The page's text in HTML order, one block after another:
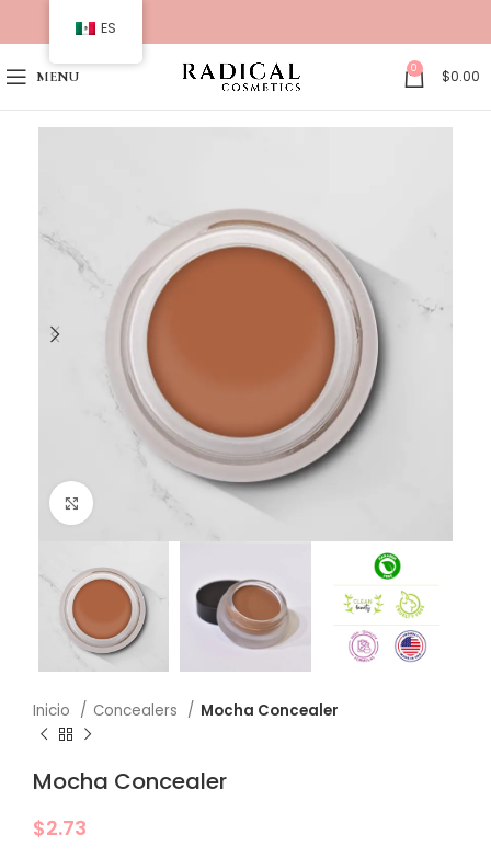
MENU 0 $0.00
Click to enlarge
Inicio Concealers Mocha Concealer
Mocha Concealer
$2.73
ES